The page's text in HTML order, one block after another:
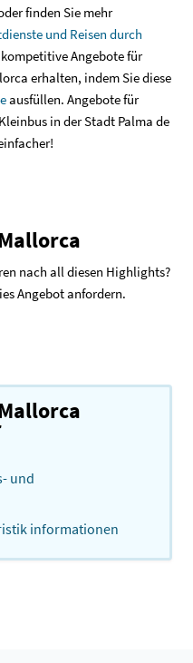
finden Sie mehr
und Reisen durch
Angebote für
erhalten, indem Sie diese
ausfüllen. Angebote für
in der Stadt Palma de
nach all diesen Highlights?
Angebot anfordern.
und
informationen